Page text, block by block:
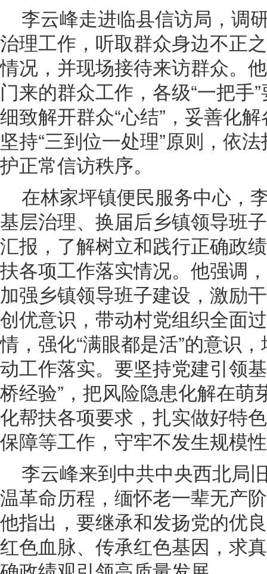
李云峰走进临县信访局，调
治理工作，听取群众身边不正
情况，并现场接待来访群众。
门来的群众工作，各级“一把手
细致解开群众“心结”，妥善化
坚持“三到位一处理”原则，依
护正常信访秩序。
在林家坪镇便民服务中心，
基层治理、换届后乡镇领导班
汇报，了解树立和践行正确政
扶各项工作落实情况。他强调
加强乡镇领导班子建设，激励
创优意识，带动村党组织全面
情，强化“满眼都是活”的意识
动工作落实。要坚持党建引领
桥经验”，把风险隐患化解在萌
化帮扶各项要求，扎实做好特
保障等工作，守牢不发生规模
李云峰来到中共中央西北局
温革命历程，缅怀老一辈无产
他指出，要继承和发扬党的优
红色血脉、传承红色基因，求